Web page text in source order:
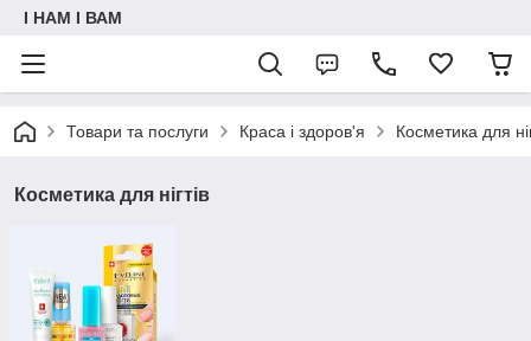
I НАМ I ВАМ
Товари та послуги Краса і здоров'я Косметика для
Косметика для нігтів